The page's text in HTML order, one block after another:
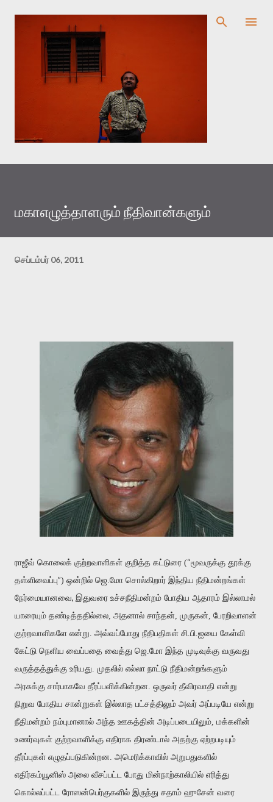
முதன்மை உள்ளடக்கத்திற்குச் செல்
மகாஎழுத்தாளரும் நீதிவான்களும்
செப்டம்பர் 06, 2011
ராஜீவ் கொலைக் குற்றவாளிகள் குறித்த கட்டுரை (“மூவருக்கு தூக்கு
தள்ளிவைப்பு”) ஒன்றில் ஜெ.மோ சொல்கிறார் இந்திய நீதிமன்றங்கள்
நேர்மையானவை, இதுவரை உச்சநீதிமன்றம் போதிய ஆதாரம் இல்லாமல்
யாரையும் தண்டித்ததில்லை, அதனால் சாந்தன், முருகன், பேரறிவாளன்
குற்றவாளிகளே என்று. அவ்வப்போது நீதிபதிகள் சி.பி.ஐயை கேள்வி
கேட்டு நெளிய வைப்பதை வைத்து ஜெ.மோ இந்த முடிவுக்கு வருவது
வருத்தத்துக்கு உரியது. முதலில் எல்லா நாட்டு நீதிமன்றங்களும்
அரசுக்கு சார்பாகவே தீர்ப்பளிக்கின்றன. ஒருவர் தீவிரவாதி என்று
நிறுவ போதிய சான்றுகள் இல்லாத பட்சத்திலும் அவர் அப்படியே என்று
நீதிமன்றம் நம்புமானால் அந்த ஊகத்தின் அடிப்படையிலும், மக்களின்
உணர்வுகள் குற்றவாளிக்கு எதிராக திரண்டால் அதற்கு ஏற்றபடியும்
தீர்ப்புகள் எழுதப்படுகின்றன. அமெரிக்காவில் அறுபதுகளில்
எதிர்கம்யூனிஸ் அலை வீசப்பட்ட போது மின்நாற்காலியில் எரித்து
கொல்லப்பட்ட ரோஸன்பெர்குகளில் இருந்து சதாம் ஹுசேன் வரை